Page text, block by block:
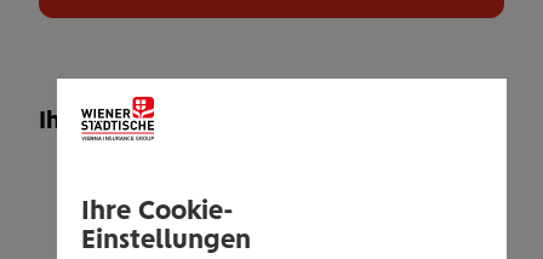
Ihr Leistungsangebot
Einzelzimmer ohne EZ-Zuschlag
vegetarische Vollpension
Ihre Cookie-
Einstellungen